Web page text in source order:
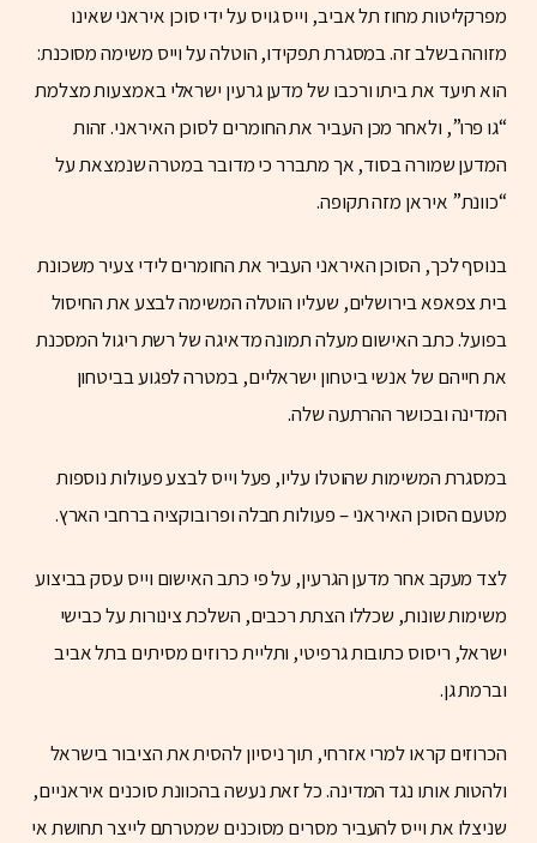
מפרקליטות מחוז תל אביב, וייס גויס על ידי סוכן איראני שאינו
מזוהה בשלב זה. במסגרת תפקידו, הוטלה על וייס משימה מסוכנת:
הוא תיעד את ביתו ורכבו של מדען גרעין ישראלי באמצעות מצלמת
“גו פרו”, ולאחר מכן העביר את החומרים לסוכן האיראני. זהות
המדען שמורה בסוד, אך מתברר כי מדובר במטרה שנמצאת על
“כוונת” איראן מזה תקופה.
בנוסף לכך, הסוכן האיראני העביר את החומרים לידי צעיר משכונת
בית צפאפא בירושלים, שעליו הוטלה המשימה לבצע את החיסול
בפועל. כתב האישום מעלה תמונה מדאיגה של רשת ריגול המסכנת
את חייהם של אנשי ביטחון ישראליים, במטרה לפגוע בביטחון
המדינה ובכושר ההרתעה שלה.
במסגרת המשימות שהוטלו עליו, פעל וייס לבצע פעולות נוספות
מטעם הסוכן האיראני – פעולות חבלה ופרובוקציה ברחבי הארץ.
לצד מעקב אחר מדען הגרעין, על פי כתב האישום וייס עסק בביצוע
משימות שונות, שכללו הצתת רכבים, השלכת צינורות על כבישי
ישראל, ריסוס כתובות גרפיטי, ותליית כרוזים מסיתים בתל אביב
וברמת גן.
הכרוזים קראו למרי אזרחי, תוך ניסיון להסית את הציבור בישראל
ולהטות אותו נגד המדינה. כל זאת נעשה בהכוונת סוכנים איראניים,
שניצלו את וייס להעביר מסרים מסוכנים שמטרתם לייצר תחושת אי